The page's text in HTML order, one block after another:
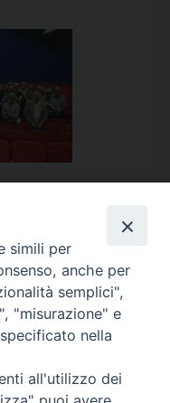
>>
v s
d
7 8 9
simili per
anche per
semplici",
"misurazione" e
nella
all'utilizzo dei